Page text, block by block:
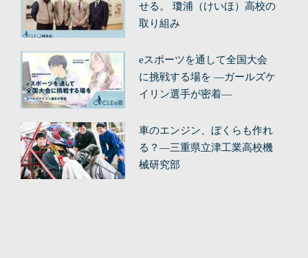
せる。 瓊浦（けいほ）高校の
取り組み
eスポーツを通して全国大会
に挑戦する場を ―ガールズケ
イリン選手が密着―
車のエンジン、ぼくらも作れ
る？—三重県立津工業高校機
械研究部